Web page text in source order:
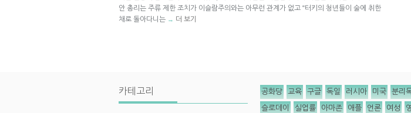
안 총리는 주류 제한 조치가 이슬람주의와는 아무런 관계가 없고 “터키의 청년들이 술에 취한
채로 돌아다니는 → 더 보기
카테고리 공화당 교육 구글 독일 러시아 미국 분리
슬로데이 실업률 아마존 애플 언론 여성